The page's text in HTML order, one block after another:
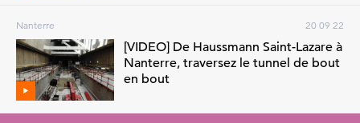
Nanterre 20 09 22
[VIDEO] De Haussmann Saint-Lazare à
Nanterre, traversez le tunnel de bout
en bout